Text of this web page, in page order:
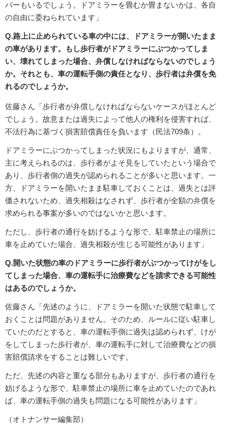
バーもいるでしょう。ドアミラーを畳むか畳まないかは、各自
の自由に委ねられています」
Q.路上に止められている車の中には、ドアミラーが開いたまま
の車があります。もし歩行者がドアミラーにぶつかってしま
い、壊れてしまった場合、弁償しなければならないのでしょう
か。それとも、車の運転手側の責任となり、歩行者は弁償を免
れるのでしょうか。
佐藤さん「歩行者が弁償しなければならないケースがほとんど
でしょう。故意または過失によって他人の権利を侵害すれば、
不法行為に基づく損害賠償責任を負います（民法709条）。
ドアミラーにぶつかってしまった状況にもよりますが、通常、
主に考えられるのは、歩行者がよそ見をしていたという場合で
あり、歩行者側の過失が認められることが多いと思います。一
方、ドアミラーを開いたまま駐車しておくことは、過失とは評
価されないため、過失相殺はなされず、歩行者が全額の弁償を
求められる事案が多いのではないかと思います。
ただし、歩行者の通行を妨げるような形で、駐車禁止の場所に
車を止めていた場合、過失相殺が生じる可能性があります」
Q.開いた状態の車のドアミラーに歩行者がぶつかってけがをし
てしまった場合、車の運転手に治療費などを請求できる可能性
はあるのでしょうか。
佐藤さん「先述のように、ドアミラーを開いた状態で駐車して
おくことは問題がありません。そのため、ルールに従い駐車し
ていたのだとすると、車の運転手側に過失は認められず、けが
をしてしまった歩行者が、車の運転手に対して治療費などの損
害賠償請求をすることは難しいです。
ただ、先述の内容と重なる部分もありますが、歩行者の通行を
妨げるような形で、駐車禁止の場所に車を止めていたのであれ
ば、車の運転手側の過失も問題になる可能性があります」
（オトナンサー編集部）